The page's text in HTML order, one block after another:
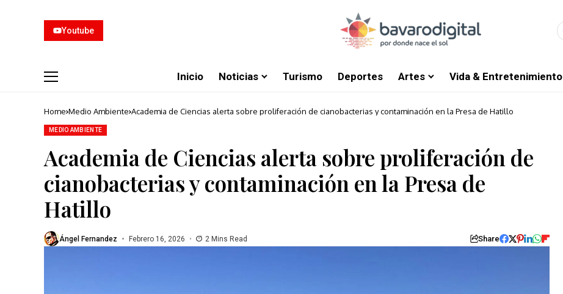
Youtube
Inicio Noticias Turismo Deportes Artes Vida & Entretenimiento
Home Medio Ambiente Academia de Ciencias alerta sobre proliferación de cianobacterias y contaminación en la Presa de Hatillo
MEDIO AMBIENTE
Academia de Ciencias alerta sobre proliferación de
cianobacterias y contaminación en la Presa de
Hatillo
Ángel Fernandez Febrero 16, 2026 2 Mins Read Share